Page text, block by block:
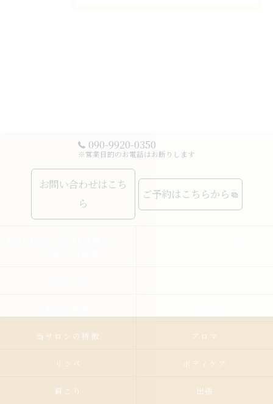
090-9920-0350
※営業目的のお電話はお断りします
お問い合わせはこち
ら
ご予約はこちらから
当サロンの特徴 アロマ
リンパ ボディケア
肩こり 出張